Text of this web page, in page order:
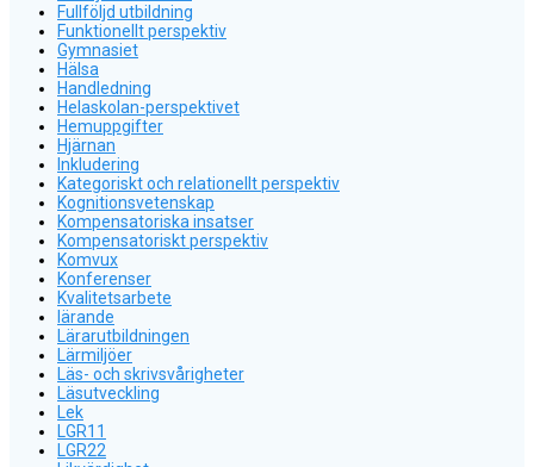
Fullföljd utbildning
Funktionellt perspektiv
Gymnasiet
Hälsa
Handledning
Helaskolan-perspektivet
Hemuppgifter
Hjärnan
Inkludering
Kategoriskt och relationellt perspektiv
Kognitionsvetenskap
Kompensatoriska insatser
Kompensatoriskt perspektiv
Komvux
Konferenser
Kvalitetsarbete
lärande
Lärarutbildningen
Lärmiljöer
Läs- och skrivsvårigheter
Läsutveckling
Lek
LGR11
LGR22